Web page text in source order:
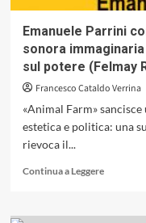
jazz
Emanuele Parrini
sonora
sul potere (Felmay
Francesco Cataldo Verrina
«Animal Farm»
estetica e politica: una
rievoca il...
Continua a LeggereLeggi
su